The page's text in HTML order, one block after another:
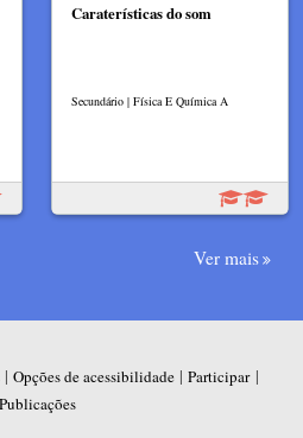
Caraterísticas do som
Secundário | Física E Química A
Ver mais
| Opções de acessibilidade| Participar|
Publicações